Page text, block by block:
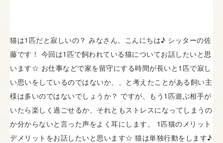
猫は1匹だと寂しいの？ みなさん、こんにちは♪ シッターの佐
藤です！ 今回は1匹で飼われている猫についてお話したいと思
います☆ お仕事などで家を留守にする時間が長いと1匹で寂し
い思いをしているのではないか、、と考えたことがある飼い主
様は多いのではないでしょうか？ ですが、もう1匹遊ぶ相手が
いたら楽しく過ごせるか、それともストレスになってしまうの
か分からないと言った声をよく耳にします。 1匹猫のメリット
デメリットをお話したいと思います☆ 猫は単独行動をします♪